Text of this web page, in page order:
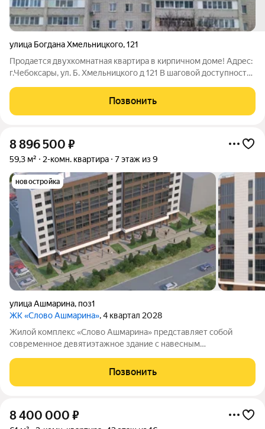
улица Богдана Хмельницкого,121
Продается двухкомнатная квартира в кирпичном доме! Адрес:
г.Чебоксары, ул. Б. Хмельницкого д 121 В шаговой доступности
идеальной для семей с детьми. Магазины, Сбербанк,
Поликлиника, Аптеки,
Позвонить
8 896 500 ₽
59,3 м² 2-комн. квартира 7 этаж из 9
новостройка
улица Ашмарина, поз1
ЖК «Слово Ашмарина», 4 квартал 2028
Жилой комплекс «Слово Ашмарина» представляет собой
современное девятиэтажное здание с навесным
спокойной части города. Название проекта отсылает к
Позвонить
8 400 000 ₽